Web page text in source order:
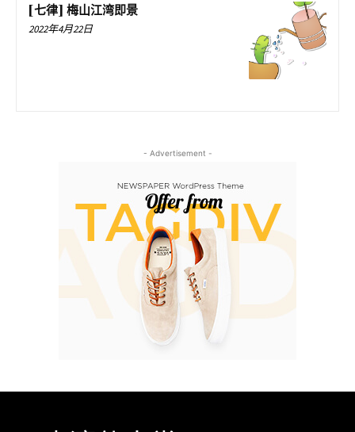
[七律] 梅山江湾即景
2022年4月22日
- Advertisement -